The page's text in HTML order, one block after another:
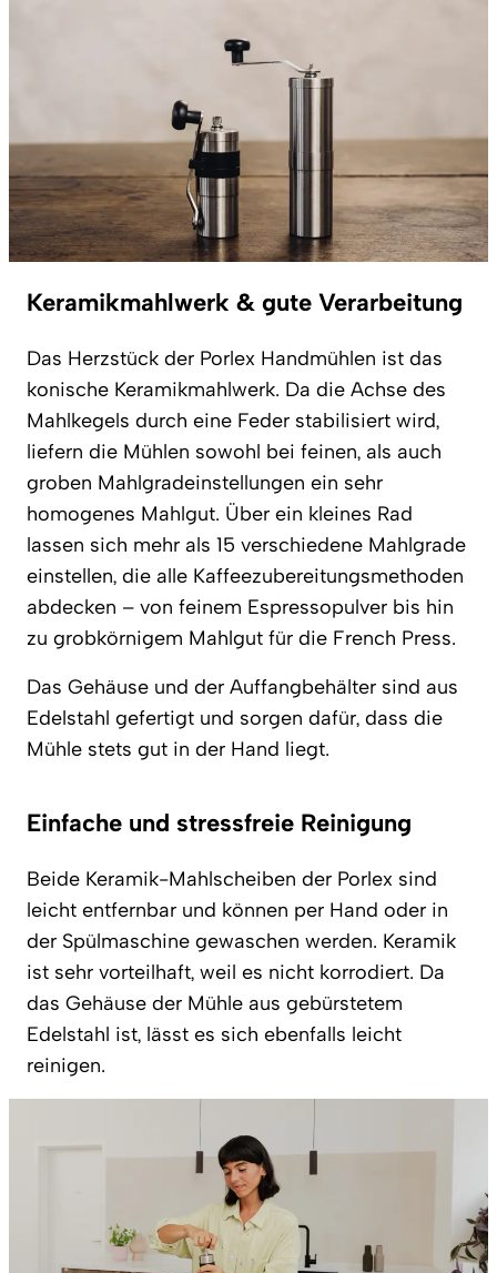
Keramikmahlwerk & gute Verarbeitung
Das Herzstück der Porlex Handmühlen ist das
konische Keramikmahlwerk. Da die Achse des
Mahlkegels durch eine Feder stabilisiert wird,
liefern die Mühlen sowohl bei feinen, als auch
groben Mahlgradeinstellungen ein sehr
homogenes Mahlgut. Über ein kleines Rad
lassen sich mehr als 15 verschiedene Mahlgrade
einstellen, die alle Kaffeezubereitungsmethoden
abdecken – von feinem Espressopulver bis hin
zu grobkörnigem Mahlgut für die French Press.
Das Gehäuse und der Auffangbehälter sind aus
Edelstahl gefertigt und sorgen dafür, dass die
Mühle stets gut in der Hand liegt.
Einfache und stressfreie Reinigung
Beide Keramik-Mahlscheiben der Porlex sind
leicht entfernbar und können per Hand oder in
der Spülmaschine gewaschen werden. Keramik
ist sehr vorteilhaft, weil es nicht korrodiert. Da
das Gehäuse der Mühle aus gebürstetem
Edelstahl ist, lässt es sich ebenfalls leicht
reinigen.